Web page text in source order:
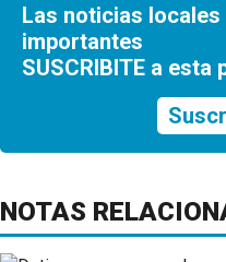
Las noticias
importantes
SUSCRIBITE a esta
NOTAS